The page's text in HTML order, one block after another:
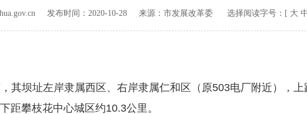
发布时间： 2020-10-28 来源： 市发展改革委 选择阅读字号：[ 大
坝址左岸隶属西区、右岸隶属仁和区（原503电厂附近），上
距攀枝花中心城区约10.3公里。